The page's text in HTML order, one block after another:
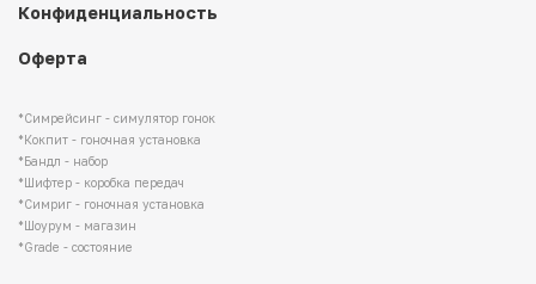
*Симрейсинг - симулятор гонок
*Кокпит - гоночная установка
*Бандл - набор
*Шифтер - коробка передач
*Симриг - гоночная установка
*Шоурум - магазин
*Grade - состояние
Конфиденциальность
Оферта